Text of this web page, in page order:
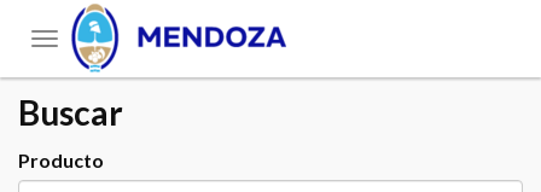
Toggle
navigation
Buscar
Producto